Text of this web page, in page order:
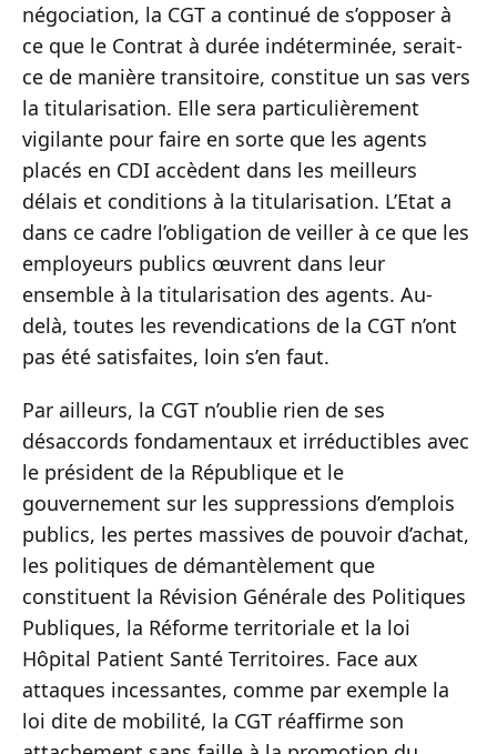
négociation, la CGT a continué de s’opposer à
ce que le Contrat à durée indéterminée, serait-
ce de manière transitoire, constitue un sas vers
la titularisation. Elle sera particulièrement
vigilante pour faire en sorte que les agents
placés en CDI accèdent dans les meilleurs
délais et conditions à la titularisation. L’Etat a
dans ce cadre l’obligation de veiller à ce que les
employeurs publics œuvrent dans leur
ensemble à la titularisation des agents. Au-
delà, toutes les revendications de la CGT n’ont
pas été satisfaites, loin s’en faut.
Par ailleurs, la CGT n’oublie rien de ses
désaccords fondamentaux et irréductibles avec
le président de la République et le
gouvernement sur les suppressions d’emplois
publics, les pertes massives de pouvoir d’achat,
les politiques de démantèlement que
constituent la Révision Générale des Politiques
Publiques, la Réforme territoriale et la loi
Hôpital Patient Santé Territoires. Face aux
attaques incessantes, comme par exemple la
loi dite de mobilité, la CGT réaffirme son